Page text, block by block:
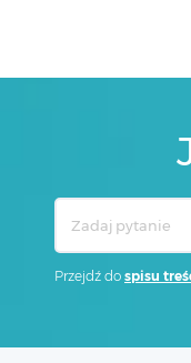
Przejdź do spisu